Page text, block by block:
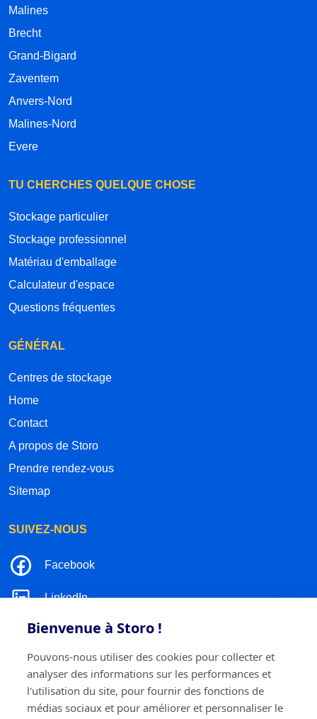
Bienvenue à Storo !
Pouvons-nous utiliser des cookies pour collecter et
analyser des informations sur les performances et
l'utilisation du site, pour fournir des fonctions de
médias sociaux et pour améliorer et personnaliser le
Malines
Brecht
Grand-Bigard
Zaventem
Anvers-Nord
Malines-Nord
Evere
TU CHERCHES QUELQUE CHOSE
Stockage particulier
Stockage professionnel
Matériau d'emballage
Calculateur d'espace
Questions fréquentes
GÉNÉRAL
Centres de stockage
Home
Contact
A propos de Storo
Prendre rendez-vous
Sitemap
SUIVEZ-NOUS
Facebook
LinkedIn
Instagram
TikTok